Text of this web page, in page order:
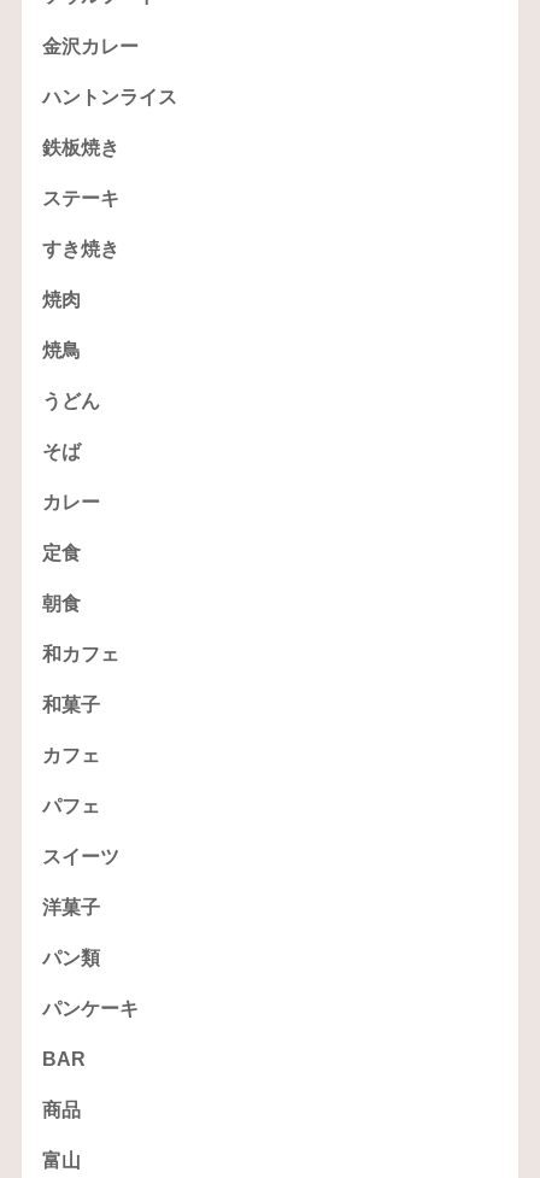
金沢カレー
ハントンライス
鉄板焼き
ステーキ
すき焼き
焼肉
焼鳥
うどん
そば
カレー
定食
朝食
和カフェ
和菓子
カフェ
パフェ
スイーツ
洋菓子
パン類
パンケーキ
BAR
商品
富山